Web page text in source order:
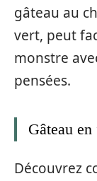
gâteau au
vert, peut
monstre
pensées.
Gâteau
Découvrez